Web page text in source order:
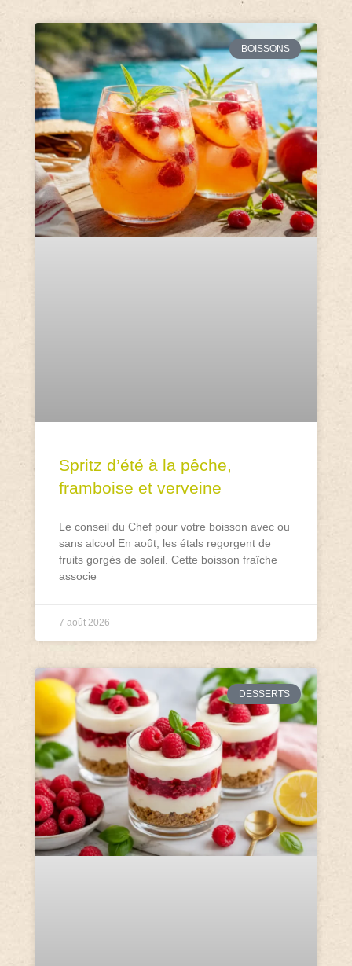
BOISSONS
Spritz d’été à la pêche,
framboise et verveine
Le conseil du Chef pour votre boisson avec ou
sans alcool En août, les étals regorgent de
fruits gorgés de soleil. Cette boisson fraîche
associe
7 août 2026
DESSERTS